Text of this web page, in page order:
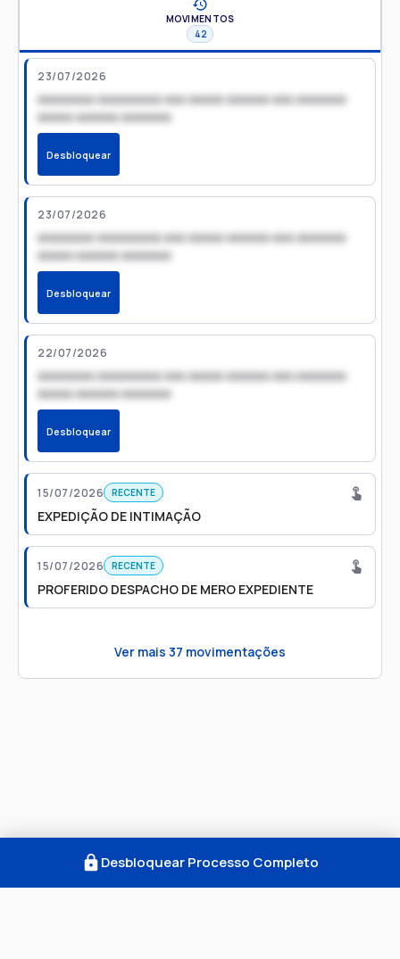
MOVIMENTOS
42
23/07/2026
xxxxxxxx xxxxxxxxx xxx xxxxx xxxxxx xxx xxxxxxx
xxxxx xxxxxx xxxxxxx
Desbloquear
23/07/2026
xxxxxxxx xxxxxxxxx xxx xxxxx xxxxxx xxx xxxxxxx
xxxxx xxxxxx xxxxxxx
Desbloquear
22/07/2026
xxxxxxxx xxxxxxxxx xxx xxxxx xxxxxx xxx xxxxxxx
xxxxx xxxxxx xxxxxxx
Desbloquear
15/07/2026 RECENTE
EXPEDIÇÃO DE INTIMAÇÃO
15/07/2026 RECENTE
PROFERIDO DESPACHO DE MERO EXPEDIENTE
Ver mais 37 movimentações
Desbloquear Processo Completo